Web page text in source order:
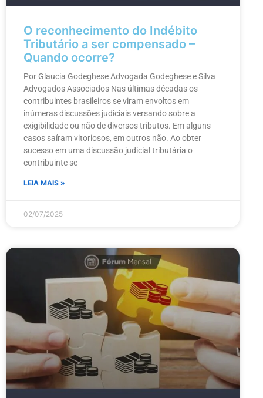
O reconhecimento do Indébito
Tributário a ser compensado –
Quando ocorre?
Por Glaucia Godeghese Advogada Godeghese e Silva
Advogados Associados Nas últimas décadas os
contribuintes brasileiros se viram envoltos em
inúmeras discussões judiciais versando sobre a
exigibilidade ou não de diversos tributos. Em alguns
casos saíram vitoriosos, em outros não. Ao obter
sucesso em uma discussão judicial tributária o
contribuinte se
LEIA MAIS »
02/07/2025